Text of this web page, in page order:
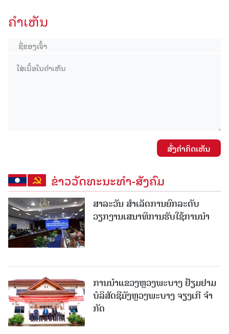
ຄໍາເຫັນ
ສົ່ງຄໍາຄິດເຫັນ
ຂ່າວວັດທະນະທຳ-ສັງຄົມ
ສາລະວັນ ສໍາເລັດການຍົກລະດັບ
ວຽກງານເສນາທິການຮັບໃຊ້ການນໍາ
ການນຳແຂວງຫຼວງພະບາງ ຢ້ຽມ​ຢາມ
ບໍ​ລິ​ສັດຊີມັງຫຼວງພະບາງ ຈຽງເກີ ຈໍາ
ກັດ